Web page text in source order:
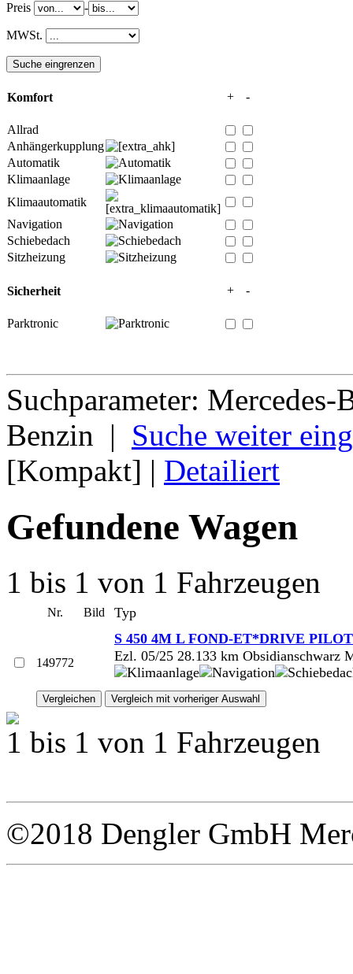
Preis -
MWSt.
Komfort + -
Allrad
Anhängerkupplung
Automatik
Klimaanlage
Klimaautomatik
Navigation
Schiebedach
Sitzheizung
Sicherheit + -
Parktronic
Suchparameter:
Benzin | Suche weiter
[Kompakt] | Detailiert
Gefundene Wagen
1 bis 1 von 1 Fahrzeugen
Nr. Bild Typ
149772
S 450 4M L FOND-ET*DRIVE
Ezl. 05/25 28.133 km Obsidianschwarz
1 bis 1 von 1 Fahrzeugen
©2018 Dengler GmbH